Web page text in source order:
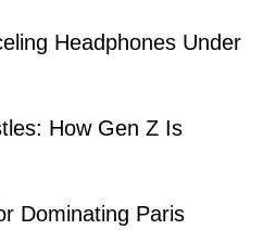
Headphones Under
How Gen Z Is
Dominating Paris